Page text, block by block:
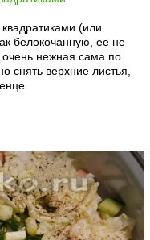
(или
белокочанную, ее не
очень нежная сама по
снять верхние листья,